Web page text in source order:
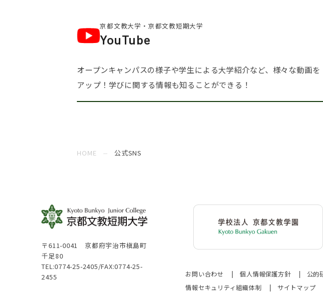
京都文教大学・ 京都文教短期大学
YouTube
オープンキャンパスの様子や学生による大学紹介など、様々な動画を
アップ！学びに関する情報も知ることができる！
HOME 公式SNS
〒611-0041 京都府宇治市槇島町
千足80
TEL:0774-25-2405/FAX:0774-25-
2455
お問い合わせ 個人情報保護方針 公的
情報セキュリティ組織体制
サイトマップ